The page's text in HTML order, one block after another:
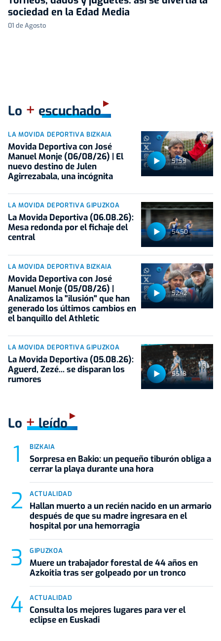
sociedad en la Edad Media
01 de Agosto
Lo + escuchado
51:59
LA MOVIDA DEPORTIVA BIZKAIA
Movida Deportiva con José
Manuel Monje (06/08/26) | El
nuevo destino de Julen
Agirrezabala, una incógnita
54:50
LA MOVIDA DEPORTIVA GIPUZKOA
La Movida Deportiva (06.08.26):
Mesa redonda por el fichaje del
central
52:42
LA MOVIDA DEPORTIVA BIZKAIA
Movida Deportiva con José
Manuel Monje (05/08/26) |
Analizamos la "ilusión" que han
generado los últimos cambios en
el banquillo del Athletic
55:18
LA MOVIDA DEPORTIVA GIPUZKOA
La Movida Deportiva (05.08.26):
Aguerd, Zezé... se disparan los
rumores
Lo +leído
BIZKAIA
Sorpresa en Bakio: un pequeño tiburón obliga a
cerrar la playa durante una hora
ACTUALIDAD
Hallan muerto a un recién nacido en un armario
después de que su madre ingresara en el
hospital por una hemorragia
GIPUZKOA
Muere un trabajador forestal de 44 años en
Azkoitia tras ser golpeado por un tronco
ACTUALIDAD
Consulta los mejores lugares para ver el
eclipse en Euskadi